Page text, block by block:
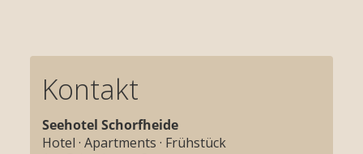
Kontakt
Seehotel Schorfheide
Hotel · Apartments · Frühstück